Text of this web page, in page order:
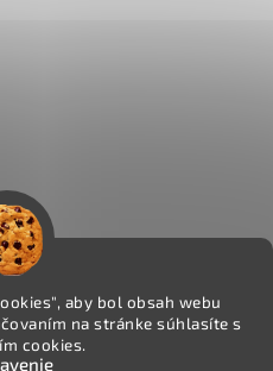
aby bol obsah webu
na stránke súhlasíte s
cookies.